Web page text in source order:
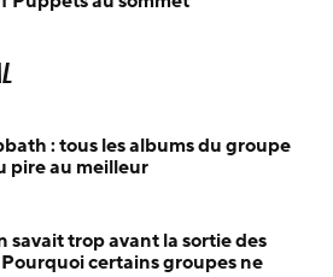
: tous les albums du groupe
pire au meilleur
savait trop avant la sortie des
certains groupes ne